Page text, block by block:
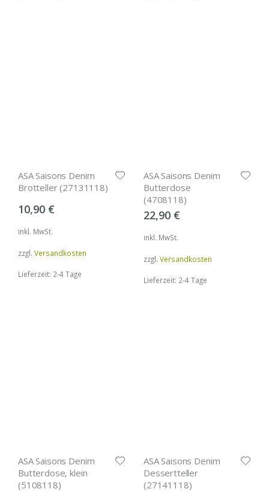
ASA Saisons Denim
Brotteller (27131118)
10,90 €
inkl. MwSt.
zzgl. Versandkosten
Lieferzeit: 2-4 Tage
ASA Saisons Denim
Butterdose
(4708118)
22,90 €
inkl. MwSt.
zzgl. Versandkosten
Lieferzeit: 2-4 Tage
ASA Saisons Denim
Butterdose, klein
(5108118)
ASA Saisons Denim
Dessertteller
(27141118)